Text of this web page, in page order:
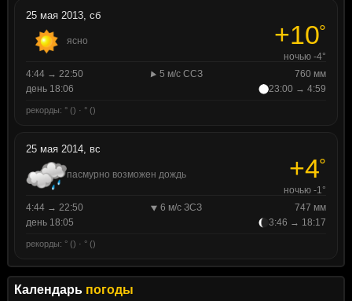
25 мая 2013, сб
ясно +10°
ночью -4°
4:44 → 22:50
5 м/с ССЗ
760 мм
день 18:06
23:00 → 4:59
рекорды: ° () · ° ()
25 мая 2014, вс
пасмурно возможен дождь +4°
ночью -1°
4:44 → 22:50
6 м/с ЗСЗ
747 мм
день 18:05
3:46 → 18:17
рекорды: ° () · ° ()
Календарь погоды